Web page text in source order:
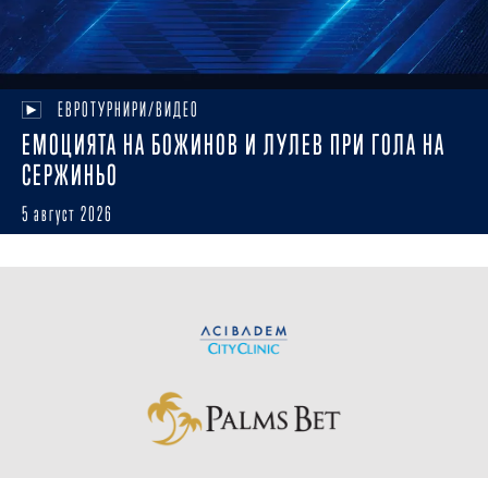
ЕВРОТУРНИРИ/ВИДЕО
ЕМОЦИЯТА НА БОЖИНОВ И ЛУЛЕВ ПРИ ГОЛА НА
СЕРЖИНЬО
5 август 2026